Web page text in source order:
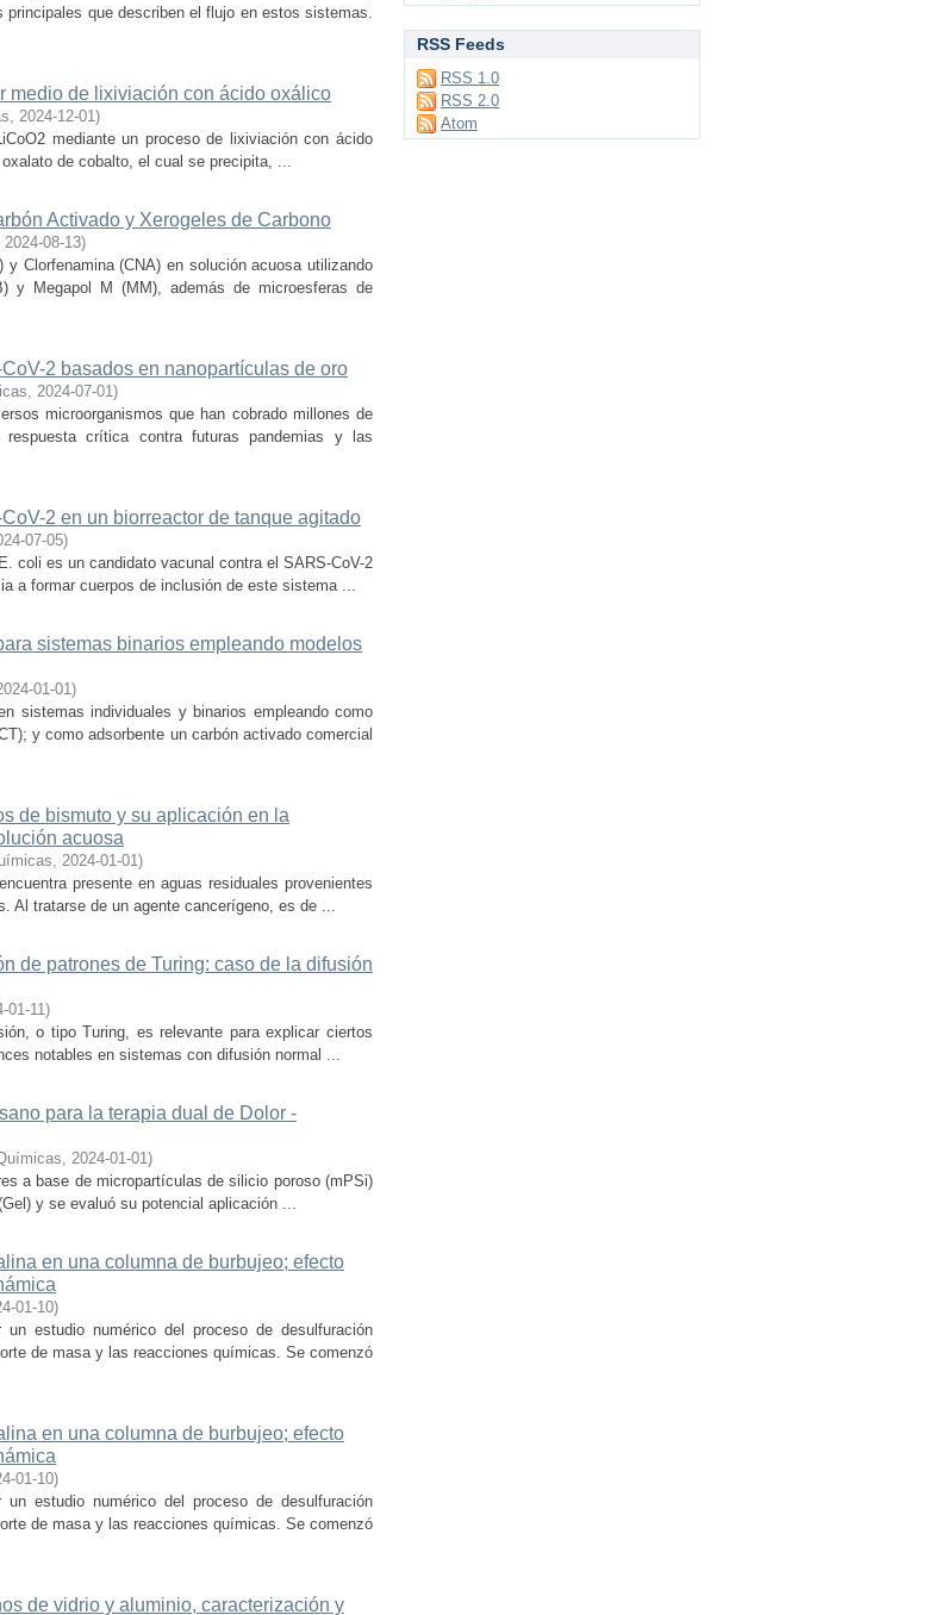
que describen el flujo en estos sistemas.
medio de lixiviación con ácido oxálico
, 2024-12-01)
mediante un proceso de lixiviación con ácido
de cobalto, el cual se precipita, ...
Activado y Xerogeles de Carbono
2024-08-13)
Clorfenamina (CNA) en solución acuosa utilizando
y Megapol M (MM), además de microesferas de
2 basados en nanopartículas de oro
, 2024-07-01)
microorganismos que han cobrado millones de
crítica contra futuras pandemias y las
2 en un biorreactor de tanque agitado
07-05)
coli es un candidato vacunal contra el SARS-CoV-2
a formar cuerpos de inclusión de este sistema ...
sistemas binarios empleando modelos
01-01)
sistemas individuales y binarios empleando como
y como adsorbente un carbón activado comercial
de bismuto y su aplicación en la
acuosa
, 2024-01-01)
presente en aguas residuales provenientes
Al tratarse de un agente cancerígeno, es de ...
de patrones de Turing: caso de la difusión
01-11)
o tipo Turing, es relevante para explicar ciertos
notables en sistemas con difusión normal ...
para la terapia dual de Dolor -
, 2024-01-01)
a base de micropartículas de silicio poroso (mPSi)
y se evaluó su potencial aplicación ...
en una columna de burbujeo; efecto
01-10)
estudio numérico del proceso de desulfuración
de masa y las reacciones químicas. Se comenzó
en una columna de burbujeo; efecto
01-10)
estudio numérico del proceso de desulfuración
de masa y las reacciones químicas. Se comenzó
de vidrio y aluminio, caracterización y
RSS Feeds
RSS 1.0
RSS 2.0
Atom